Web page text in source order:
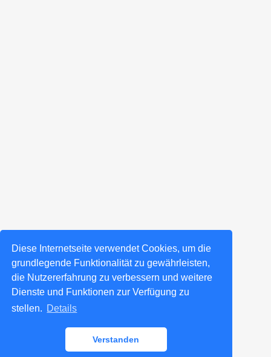
Diese Internetseite verwendet Cookies, um die
grundlegende Funktionalität zu gewährleisten,
die Nutzererfahrung zu verbessern und weitere
Dienste und Funktionen zur Verfügung zu
stellen. Details
Verstanden